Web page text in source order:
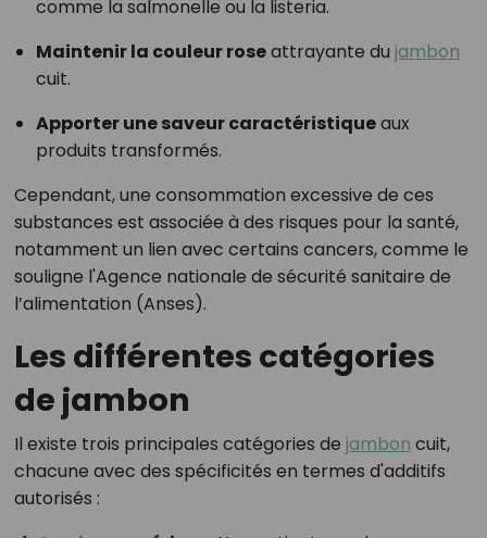
comme la salmonelle ou la listeria.
Maintenir la couleur roseattrayante du jambon
cuit.
Apporter une saveur caractéristiqueaux
produits transformés.
Cependant, une consommation excessive de ces
substances est associée à des risques pour la santé,
notamment un lien avec certains cancers, comme le
souligne l'Agence nationale de sécurité sanitaire de
l’alimentation (Anses).
Les différentes catégories
de jambon
Il existe trois principales catégories de jambon cuit,
chacune avec des spécificités en termes d'additifs
autorisés :